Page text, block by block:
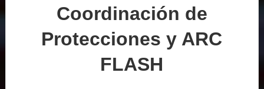
Coordinación de
Protecciones y ARC
FLASH